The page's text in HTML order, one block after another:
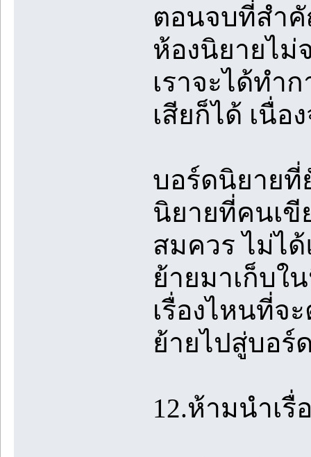
ตอนจบที่สำคั
ห้องนิยายไม่
เราจะได้ทำ
เสียก็ได้ เนื่
บอร์ดนิยายที่
นิยายที่คนเขี
สมควร ไม่ไ
ย้ายมาเก็บใ
เรื่องไหนที่จ
ย้ายไปสู่บอร์
12.ห้ามนำเ